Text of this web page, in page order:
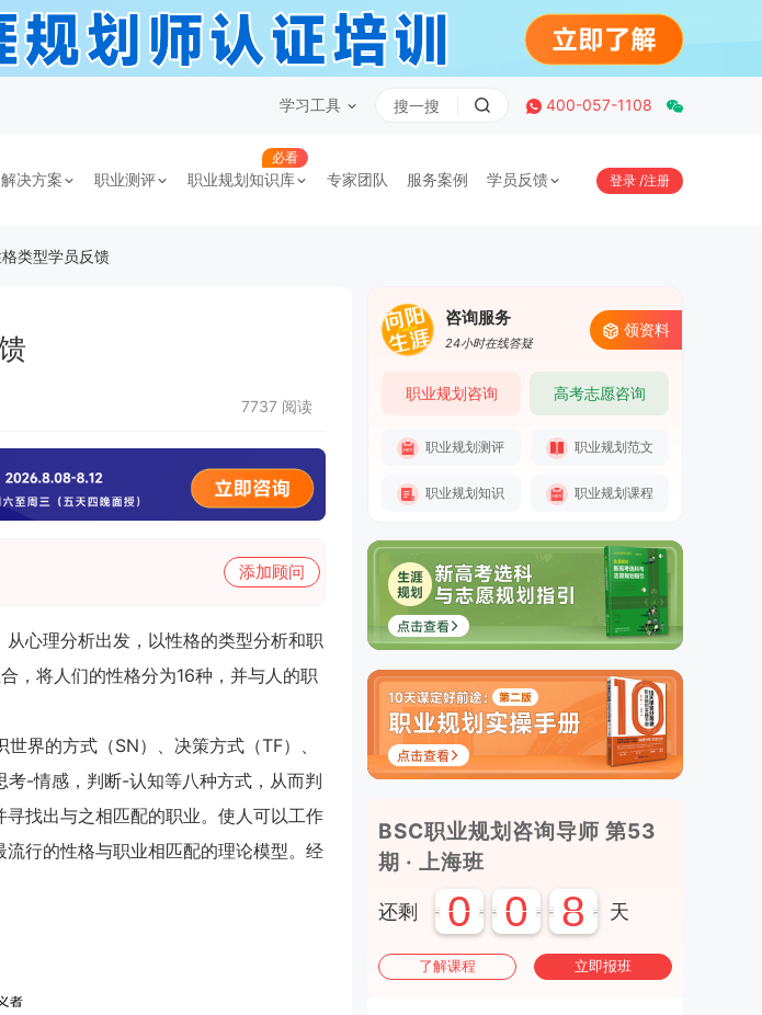
学习工具 400-057-1108
决方案 职业测评
必看
职业规划知识库 专家团队 服务案例 学员反馈 登录 /注册
类型学员反馈
7737 阅读
添加顾问
心理分析出发，以性格的类型分析和职
，将人们的性格分为16种，并与人的职
界的方式（SN）、决策方式（TF）、
-情感，判断-认知等八种方式，从而判
找出与之相匹配的职业。使人可以工作
行的性格与职业相匹配的理论模型。经
咨询服务
24小时在线答疑
领资料
职业规划咨询 高考志愿咨询
职业规划测评 职业规划范文
职业规划知识 职业规划课程
BSC职业规划咨询导师 第53
期 · 上海班
还剩 0 0 8 天
了解课程 立即报班